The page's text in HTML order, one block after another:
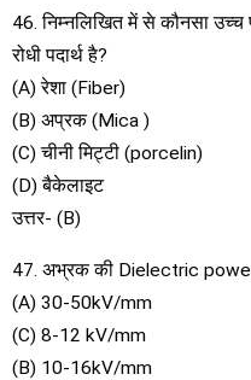
46. निम्नलिखित में से कौनसा उच्च
रोधी पदार्थ है?
(A) रेशा (Fiber)
(B) अप्रक (Mica )
(C) चीनी मिट्टी (porcelin)
(D) बैकेलाइट
उत्तर- (B)
47. अभ्रक की Dielectric power
(A) 30-50kV/mm
(C) 8-12 kV/mm
(B) 10-16kV/mm